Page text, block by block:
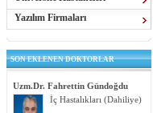
Yazılım Firmaları
SON EKLENEN DOKTORLAR
Uzm.Dr. Fahrettin Gündoğdu
İç Hastalıkları (Dahiliye)